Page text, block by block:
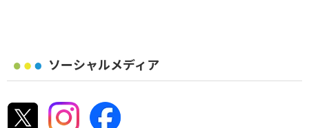
ソーシャルメディア